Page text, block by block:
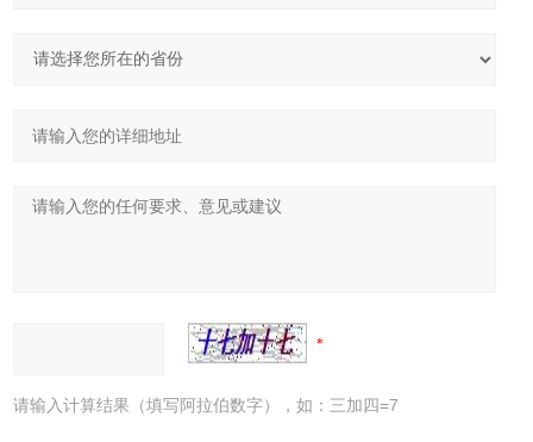
请输入计算结果（填写阿拉伯数字），如：三加四=7